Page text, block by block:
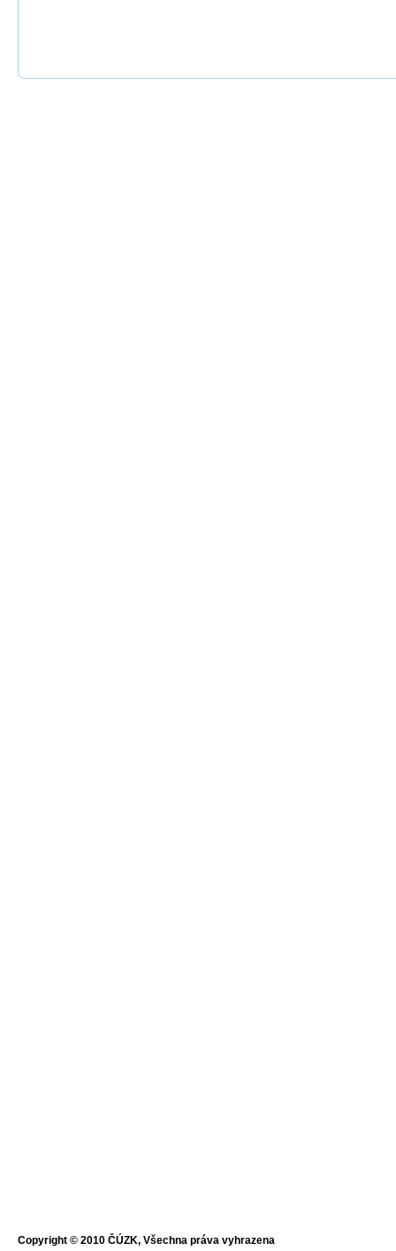
Copyright © 2010 ČÚZK, Všechna práva vyhrazena